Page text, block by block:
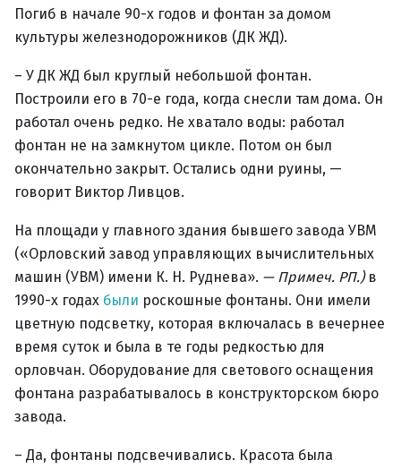
Погиб в начале 90-х годов и фонтан за домом
культуры железнодорожников (ДК ЖД).
– У ДК ЖД был круглый небольшой фонтан.
Построили его в 70-е года, когда снесли там дома. Он
работал очень редко. Не хватало воды: работал
фонтан не на замкнутом цикле. Потом он был
окончательно закрыт. Остались одни руины, —
говорит Виктор Ливцов.
На площади у главного здания бывшего завода УВМ
(«Орловский завод управляющих вычислительных
машин (УВМ) имени К. Н. Руднева». — Примеч. РП.) в
1990-х годах были роскошные фонтаны. Они имели
цветную подсветку, которая включалась в вечернее
время суток и была в те годы редкостью для
орловчан. Оборудование для светового оснащения
фонтана разрабатывалось в конструкторском бюро
завода.
– Да, фонтаны подсвечивались. Красота была